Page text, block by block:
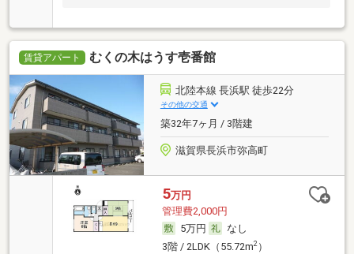
賃貸アパート むくの木はうす壱番館
北陸本線 長浜駅 徒歩22分
その他の交通
築32年7ヶ月 / 3階建
滋賀県長浜市弥高町
5万円
管理費2,000円
5万円
なし
3階 / 2LDK（55.72m2）